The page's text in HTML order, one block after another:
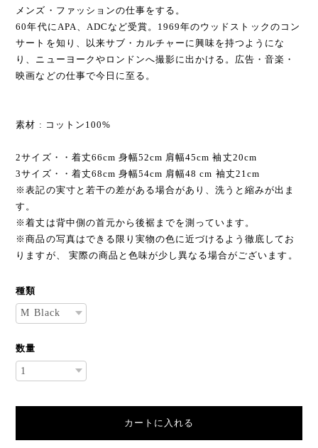
メンズ・ファッションの仕事をする。
60年代にAPA、ADCなど受賞。1969年のウッドストックのコン
サートを知り、以来サブ・カルチャーに興味を持つようにな
り、ニューヨークやロンドンへ撮影に出かける。広告・音楽・
映画などの仕事で今日に至る。
素材 : コットン100%
2サイズ・・着丈66cm 身幅52cm 肩幅45cm 袖丈20cm
3サイズ・・着丈68cm 身幅54cm 肩幅48 cm 袖丈21cm
※表記の実寸と若干の差がある場合があり、洗うと縮みが出ま
す。
※着丈は背中側の首元から後裾までを測っています。
※商品の写真はできる限り実物の色に近づけるよう徹底してお
りますが、 実際の商品と色味が少し異なる場合がございます。
種類
数量
カートに入れる